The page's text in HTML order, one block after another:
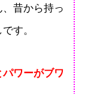
昔から持っ
す。
ワーがブワ